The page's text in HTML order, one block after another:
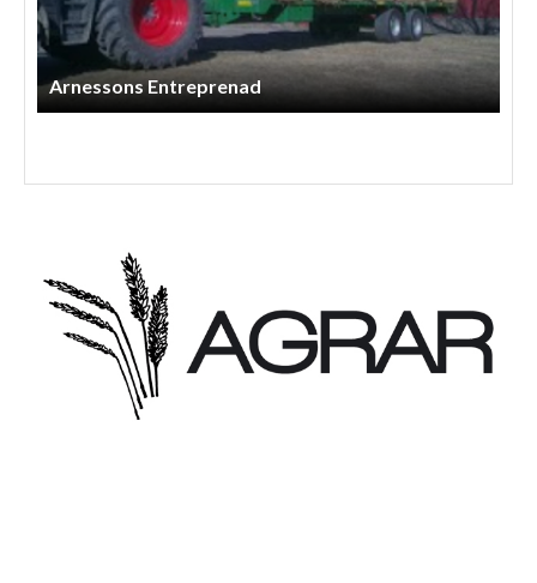
Arnessons Entreprenad